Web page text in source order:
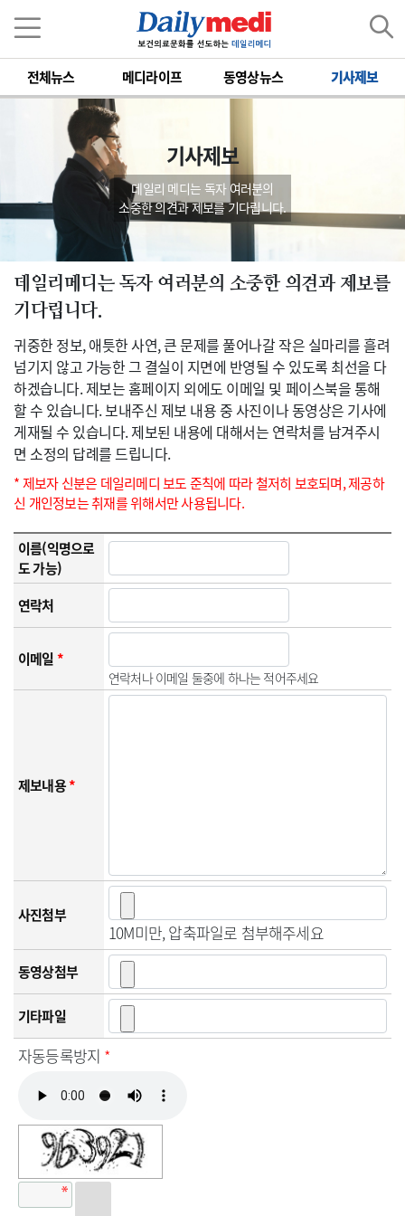
전체뉴스 메디라이프 동영상뉴스 기사제보
기사제보
데일리 메디는 독자 여러분의
소중한 의견과 제보를 기다립니다.
데일리메디는 독자 여러분의 소중한 의견과 제보를
기다립니다.
귀중한 정보, 애틋한 사연, 큰 문제를 풀어나갈 작은 실마리를 흘려
넘기지 않고 가능한 그 결실이 지면에 반영될 수 있도록 최선을 다
하겠습니다. 제보는 홈페이지 외에도 이메일 및 페이스북을 통해
할 수 있습니다. 보내주신 제보 내용 중 사진이나 동영상은 기사에
게재될 수 있습니다. 제보된 내용에 대해서는 연락처를 남겨주시
면 소정의 답례를 드립니다.
* 제보자 신분은 데일리메디 보도 준칙에 따라 철저히 보호되며, 제공하
신 개인정보는 취재를 위해서만 사용됩니다.
이름(익명으로
도 가능)
연락처
이메일*
연락처나 이메일 둘중에 하나는 적어주세요
제보내용*
사진첨부
10M미만, 압축파일로 첨부해주세요
동영상첨부
기타파일
자동등록방지 *